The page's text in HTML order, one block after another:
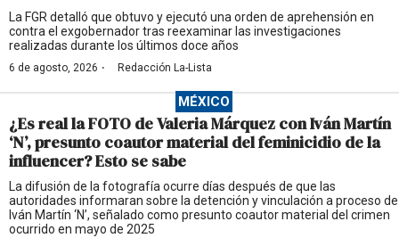
La FGR detalló que obtuvo y ejecutó una orden de aprehensión en
contra el exgobernador tras reexaminar las investigaciones
realizadas durante los últimos doce años
6 de agosto, 2026 · Redacción La-Lista
MÉXICO
¿Es real la FOTO de Valeria Márquez con Iván Martín
‘N’, presunto coautor material del feminicidio de la
influencer? Esto se sabe
La difusión de la fotografía ocurre días después de que las
autoridades informaran sobre la detención y vinculación a proceso de
Iván Martín ‘N’, señalado como presunto coautor material del crimen
ocurrido en mayo de 2025